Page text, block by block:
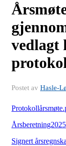
vedlagt
Postet av Hasle-
Signert